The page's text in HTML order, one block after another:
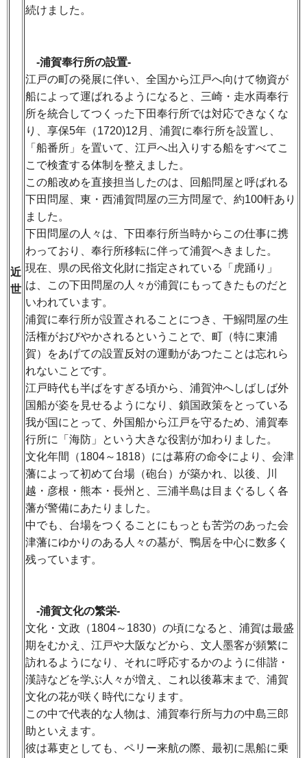
近
世
続けました。
-浦賀奉行所の設置-
江戸の町の発展に伴い、全国から江戸へ向けて物資が
船によって運ばれるようになると、三崎・走水両奉行
所を統合してつくった下田奉行所では対応できなくな
り、享保5年（1720)12月、浦賀に奉行所を設置し、
「船番所」を置いて、江戸へ出入りする船をすべてこ
こで検査する体制を整えました。
この船改めを直接担当したのは、回船問屋と呼ばれる
下田問屋、東・西浦賀問屋の三方問屋で、約100軒あり
ました。
下田問屋の人々は、下田奉行所当時からこの仕事に携
わっており、奉行所移転に伴って浦賀へきました。
現在、県の民俗文化財に指定されている「虎踊り」
は、この下田問屋の人々が浦賀にもってきたものだと
いわれています。
浦賀に奉行所が設置されることにつき、干鰯問屋の生
活権がおびやかされるということで、町（特に東浦
賀）をあげての設置反対の運動があつたことは忘れら
れないことです。
江戸時代も半ばをすぎる頃から、浦賀沖へしばしば外
国船が姿を見せるようになり、鎖国政策をとっている
我が国にとって、外国船から江戸を守るため、浦賀奉
行所に「海防」という大きな役割が加わりました。
文化年間（1804～1818）には幕府の命令により、会津
藩によって初めて台場（砲台）が築かれ、以後、川
越・彦根・熊本・長州と、三浦半島は目まぐるしく各
藩が警備にあたりました。
中でも、台場をつくることにもっとも苦労のあった会
津藩にゆかりのある人々の墓が、鴨居を中心に数多く
残っています。
-浦賀文化の繁栄-
文化・文政（1804～1830）の頃になると、浦賀は最盛
期をむかえ、江戸や大阪などから、文人墨客が頻繁に
訪れるようになり、それに呼応するかのように俳諧・
漢詩などを学ぶ人々が増え、これ以後幕末まで、浦賀
文化の花が咲く時代になります。
この中で代表的な人物は、浦賀奉行所与力の中島三郎
助といえます。
彼は幕吏としても、ペリー来航の際、最初に黒船に乗